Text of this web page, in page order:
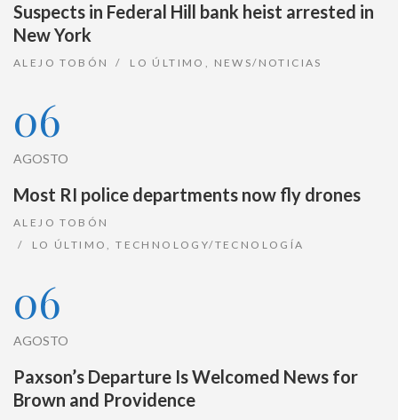
Suspects in Federal Hill bank heist arrested in
New York
ALEJO TOBÓN LO ÚLTIMO , NEWS/NOTICIAS
06
AGOSTO
Most RI police departments now fly drones
ALEJO TOBÓN
LO ÚLTIMO,TECHNOLOGY/TECNOLOGÍA
06
AGOSTO
Paxson’s Departure Is Welcomed News for
Brown and Providence